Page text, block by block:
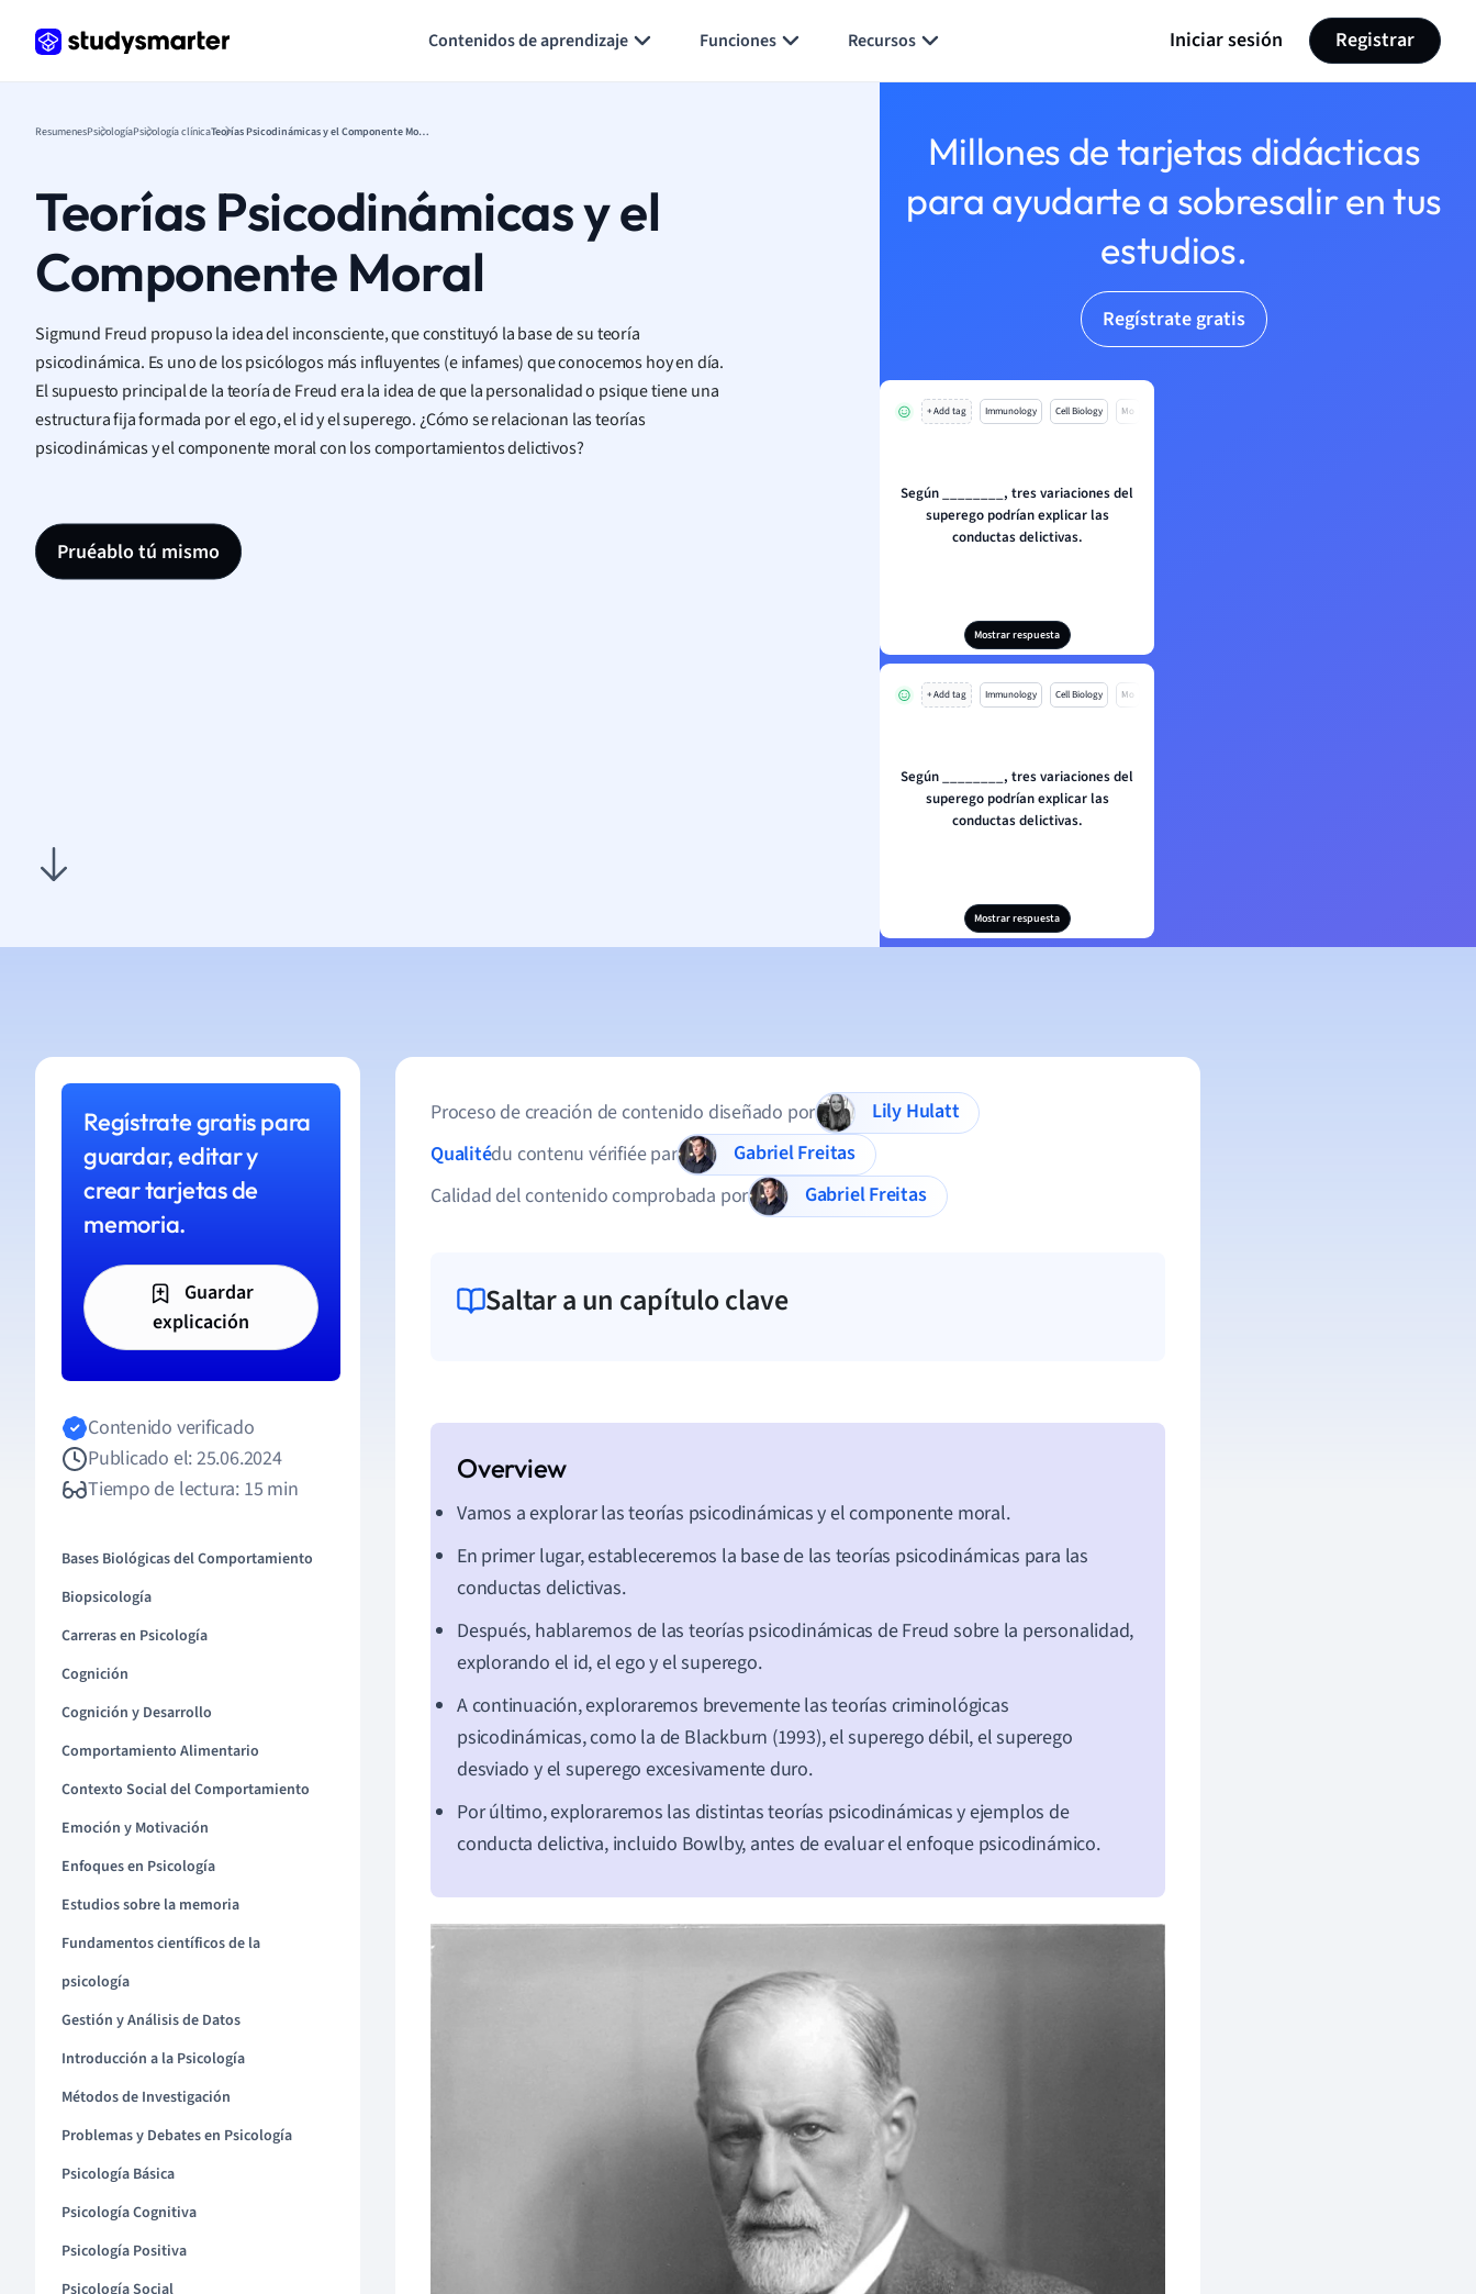
Contenidos de aprendizaje Funciones Recursos Iniciar sesión Registrar
ResumenesPsicologíaPsicología clínica Teorías Psicodinámicas y el Componente Moral
Teorías Psicodinámicas y el
Componente Moral
Sigmund Freud propuso la idea del inconsciente, que constituyó la base de su teoría
psicodinámica. Es uno de los psicólogos más influyentes (e infames) que conocemos hoy en día.
El supuesto principal de la teoría de Freud era la idea de que la personalidad o psique tiene una
estructura fija formada por el ego, el id y el superego. ¿Cómo se relacionan las teorías
psicodinámicas y el componente moral con los comportamientos delictivos?
Pruéablo tú mismo
Millones de tarjetas didácticas
para ayudarte a sobresalir en tus
estudios.
Regístrate gratis
+ Add tag Immunology Cell Biology Mo
Según ________, tres variaciones del
superego podrían explicar las
conductas delictivas.
Mostrar respuesta
+ Add tag Immunology Cell Biology Mo
Según ________, tres variaciones del
superego podrían explicar las
conductas delictivas.
Mostrar respuesta
Regístrate gratis para
guardar, editar y
crear tarjetas de
memoria.
Guardar
explicación
Contenido verificado
Publicado el: 25.06.2024
Tiempo de lectura: 15 min
Bases Biológicas del Comportamiento
Biopsicología
Carreras en Psicología
Cognición
Cognición y Desarrollo
Comportamiento Alimentario
Contexto Social del Comportamiento
Emoción y Motivación
Enfoques en Psicología
Estudios sobre la memoria
Fundamentos científicos de la
psicología
Gestión y Análisis de Datos
Introducción a la Psicología
Métodos de Investigación
Problemas y Debates en Psicología
Psicología Básica
Psicología Cognitiva
Psicología Positiva
Psicología Social
Proceso de creación de contenido diseñado por
Lily Hulatt
Qualitédu contenu vérifiée par
Gabriel Freitas
Calidad del contenido comprobada por
Gabriel Freitas
Saltar a un capítulo clave
Vamos a explorar las teorías psicodinámicas y el componente moral.
En primer lugar, estableceremos la base de las teorías psicodinámicas para las
conductas delictivas.
Después, hablaremos de las teorías psicodinámicas de Freud sobre la personalidad,
explorando el id, el ego y el superego.
A continuación, exploraremos brevemente las teorías criminológicas
psicodinámicas, como la de Blackburn (1993), el superego débil, el superego
desviado y el superego excesivamente duro.
Por último, exploraremos las distintas teorías psicodinámicas y ejemplos de
conducta delictiva, incluido Bowlby, antes de evaluar el enfoque psicodinámico.